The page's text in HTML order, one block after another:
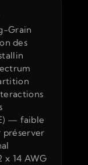
Grain
des
— faible
x 14 AWG